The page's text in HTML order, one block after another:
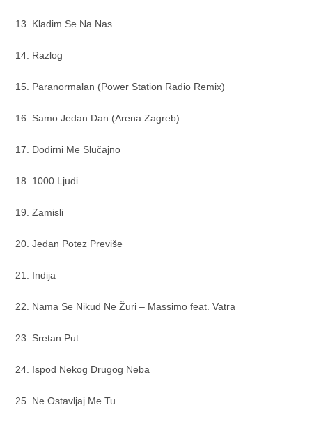
13. Kladim Se Na Nas
14. Razlog
15. Paranormalan (Power Station Radio Remix)
16. Samo Jedan Dan (Arena Zagreb)
17. Dodirni Me Slučajno
18. 1000 Ljudi
19. Zamisli
20. Jedan Potez Previše
21. Indija
22. Nama Se Nikud Ne Žuri – Massimo feat. Vatra
23. Sretan Put
24. Ispod Nekog Drugog Neba
25. Ne Ostavljaj Me Tu